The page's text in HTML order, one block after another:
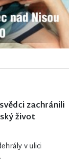
zachránili
život
v ulici